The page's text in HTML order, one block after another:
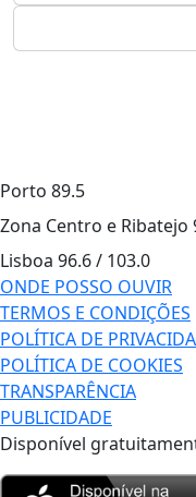
Porto 89.5
Zona Centro e Ribatejo
Lisboa 96.6 / 103.0
ONDE POSSO OUVIR
TERMOS E CONDIÇÕES
POLÍTICA DE
POLÍTICA DE COOKIES
TRANSPARÊNCIA
PUBLICIDADE
Disponível